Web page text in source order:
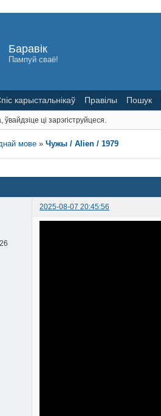
Баравік
Пампуй сваё!
карыстальнікаў Правілы Пошук
ўвайдзіце ці зарэгіструйцеся.
мове »Чужы / Alien / 1979
2025-08-07 20:45:56